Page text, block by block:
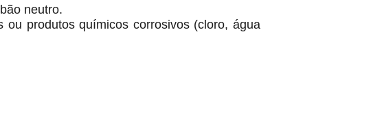
neutro.
produtos químicos corrosivos (cloro, água